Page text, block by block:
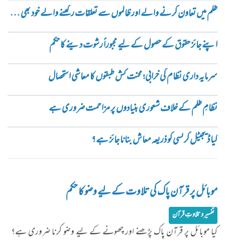
ظلم میں تعاون کرنے والے اور ظالموں سے تعلقات رکھنے والے خود بھی ظالم ہیں
اپنے جائز حقوق کے حصول کے لیے مجبوراً رشوت دینے کا حکم
سرمایہ داری نظام کی خرابی؛ محنت کش طبقوں کا معاشی استحصال
نظامِ ظلم کے خلاف شعوری بنیادوں پر مزاحمت ضروری ہے
کیا ڈیجیٹل کرنسی کو ذریعہ معاش بنانا جائز ہے؟
موبائل پر قرآن پاک کی تلاوت کے لیے وضو کا حکم
تفسیر و تلاوتِ قرآن
کیا موبائل پر قرآن پاک پڑھنے اور چھونے کے لیے وضو کرنا ضروری ہے؟